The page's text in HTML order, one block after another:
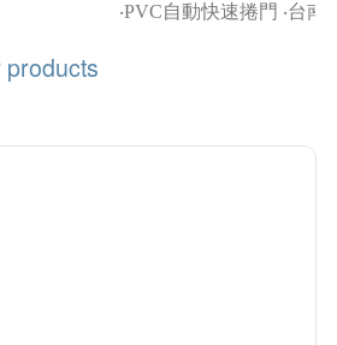
介紹-柵欄機列表
介紹-滑升門列表
-扇型門自動開門機
最新消息
PVC自動快速捲門‧ 台南
products